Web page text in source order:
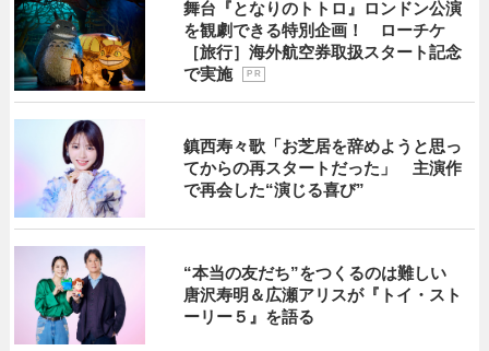
舞台『となりのトトロ』ロンドン公演
を観劇できる特別企画！ ローチケ
［旅行］海外航空券取扱スタート記念
で実施
P R
鎮西寿々歌「お芝居を辞めようと思っ
てからの再スタートだった」 主演作
で再会した“演じる喜び”
“本当の友だち”をつくるのは難しい
唐沢寿明＆広瀬アリスが『トイ・スト
ーリー５』を語る